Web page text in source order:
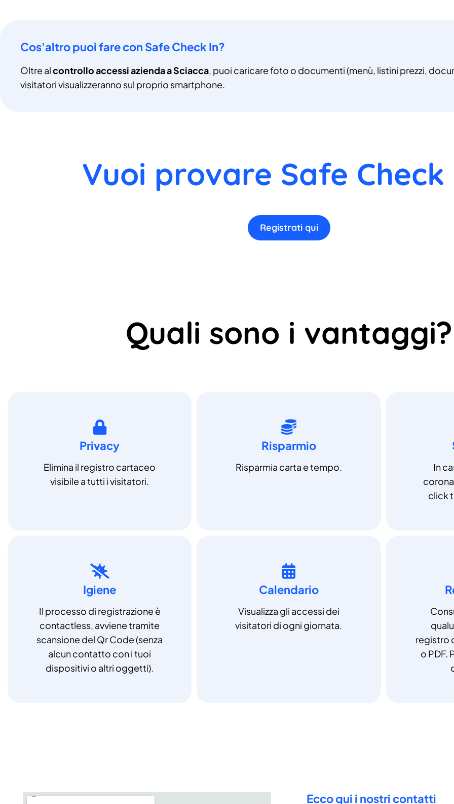
Cos'altro puoi fare con Safe Check In?
Oltre alcontrollo accessi azienda a Sciacca, puoi caricare foto o documenti (menù, listini prezzi,
visitatori visualizzeranno sul proprio smartphone.
Vuoi provare Safe Check
Registrati qui
Quali sono i vantaggi?
Privacy
Elimina il registro cartaceo
visibile a tutti i visitatori.
Risparmio
Risparmia carta e tempo.
In
click
Igiene
Il processo di registrazione è
contactless, avviene tramite
scansione del Qr Code (senza
alcun contatto con i tuoi
dispositivi o altri oggetti).
Calendario
Visualizza gli accessi dei
visitatori di ogni giornata.
registro
o PDF.
Ecco qui i nostri contatti